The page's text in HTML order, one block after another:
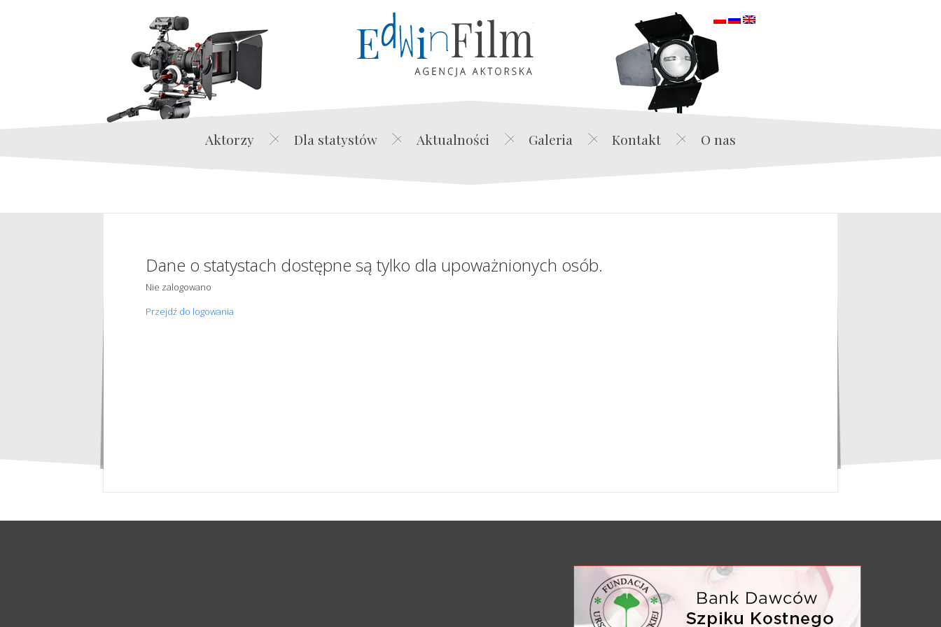
Edwin Film Agencja Aktorska
Aktorzy Dla statystów Aktualności Galeria Kontakt O nas
Dane o statystach dostępne są tylko dla upoważnionych osób.
Nie zalogowano
Przejdź do logowania